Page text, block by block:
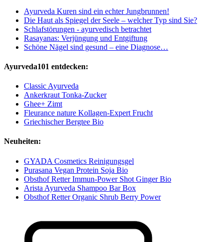
Ayurveda Kuren sind ein echter Jungbrunnen!
Die Haut als Spiegel der Seele – welcher Typ sind Sie?
Schlafstörungen - ayurvedisch betrachtet
Rasayanas: Verjüngung und Entgiftung
Schöne Nägel sind gesund – eine Diagnose…
Ayurveda101 entdecken:
Classic Ayurveda
Ankerkraut Tonka-Zucker
Ghee+ Zimt
Fleurance nature Kollagen-Expert Frucht
Griechischer Bergtee Bio
Neuheiten:
GYADA Cosmetics Reinigungsgel
Purasana Vegan Protein Soja Bio
Obsthof Retter Immun-Power Shot Ginger Bio
Arista Ayurveda Shampoo Bar Box
Obsthof Retter Organic Shrub Berry Power